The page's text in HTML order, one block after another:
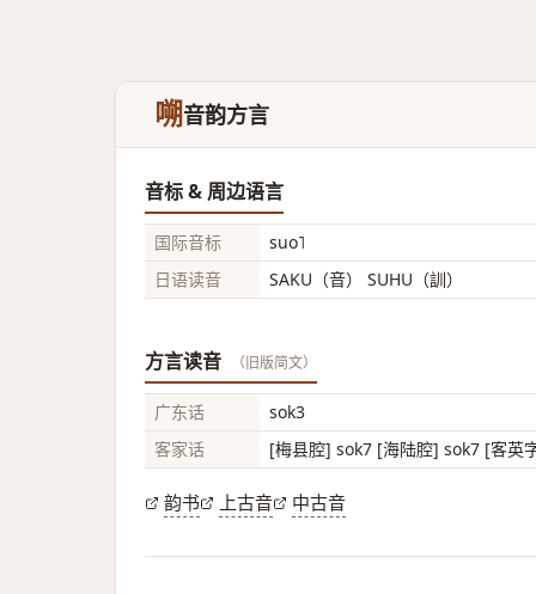
嗍音韵方言
音标 & 周边语言
国际音标
suo˥
日语读音
SAKU（音） SUHU（訓）
方言读音 （旧版简文）
广东话
sok3
客家话
[梅县腔] sok7 [海陆腔] sok7 [客英
韵书 上古音 中古音